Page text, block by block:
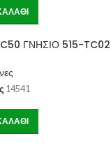
C50 ΓΝΗΣΙΟ 515-TC02
14541